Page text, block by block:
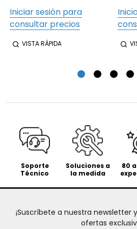
Iniciar sesión para
consultar precios
VISTA RÁPIDA
Soporte
Técnico
Soluciones a
la medida
80
¡Suscríbete a nuestra newsletter
ofertas